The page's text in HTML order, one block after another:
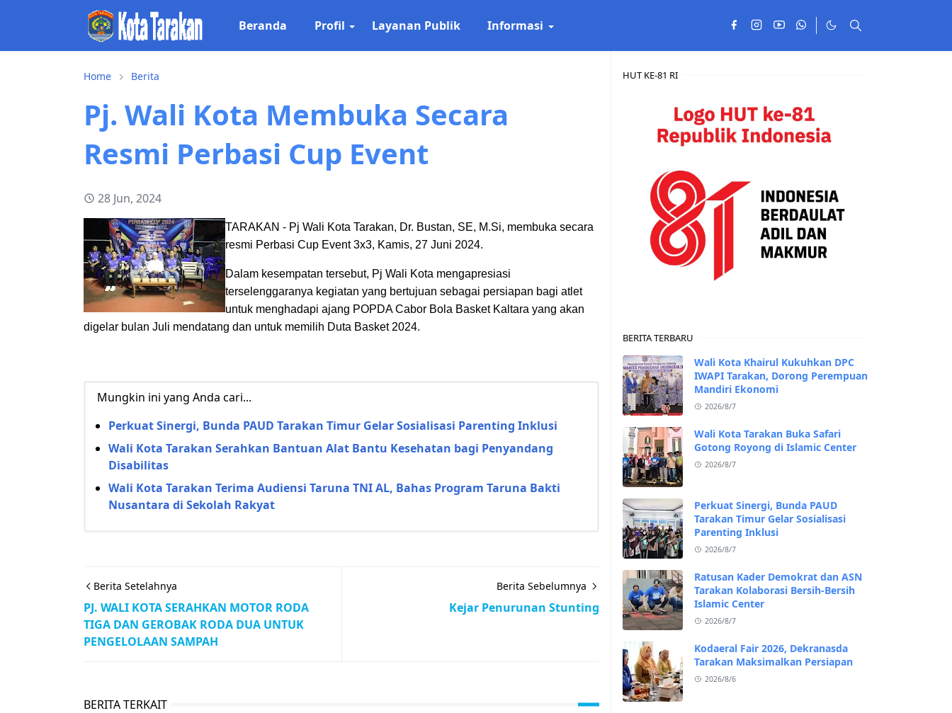
Beranda Profil Layanan Publik Informasi
Home Berita
Pj. Wali Kota Membuka Secara
Resmi Perbasi Cup Event
28 Jun, 2024
TARAKAN - Pj Wali Kota Tarakan, Dr. Bustan, SE, M.Si, membuka secara
resmi Perbasi Cup Event 3x3, Kamis, 27 Juni 2024.
Dalam kesempatan tersebut, Pj Wali Kota mengapresiasi
terselenggaranya kegiatan yang bertujuan sebagai persiapan bagi atlet
untuk menghadapi ajang POPDA Cabor Bola Basket Kaltara yang akan
digelar bulan Juli mendatang dan untuk memilih Duta Basket 2024.
Mungkin ini yang Anda cari...
Perkuat Sinergi, Bunda PAUD Tarakan Timur Gelar Sosialisasi Parenting Inklusi
Wali Kota Tarakan Serahkan Bantuan Alat Bantu Kesehatan bagi Penyandang
Disabilitas
Wali Kota Tarakan Terima Audiensi Taruna TNI AL, Bahas Program Taruna Bakti
Nusantara di Sekolah Rakyat
Berita Setelahnya
PJ. WALI KOTA SERAHKAN MOTOR RODA
TIGA DAN GEROBAK RODA DUA UNTUK
PENGELOLAAN SAMPAH
Berita Sebelumnya
Kejar Penurunan Stunting
BERITA TERKAIT
HUT KE-81 RI
BERITA TERBARU
Wali Kota Khairul Kukuhkan DPC
IWAPI Tarakan, Dorong Perempuan
Mandiri Ekonomi
2026/8/7
Wali Kota Tarakan Buka Safari
Gotong Royong di Islamic Center
2026/8/7
Perkuat Sinergi, Bunda PAUD
Tarakan Timur Gelar Sosialisasi
Parenting Inklusi
2026/8/7
Ratusan Kader Demokrat dan ASN
Tarakan Kolaborasi Bersih-Bersih
Islamic Center
2026/8/7
Kodaeral Fair 2026, Dekranasda
Tarakan Maksimalkan Persiapan
2026/8/6